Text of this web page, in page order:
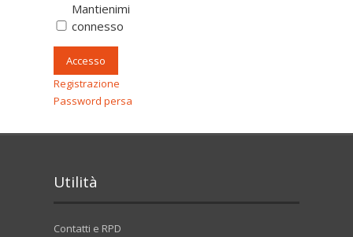
Mantienimi
connesso
Accesso
Registrazione
Password persa
Utilità
Contatti e RPD